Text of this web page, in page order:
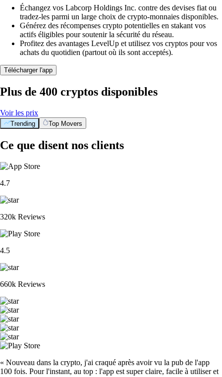
Échangez vos Labcorp Holdings Inc. contre des devises fiat ou
tradez-les parmi un large choix de crypto-monnaies disponibles.
Générez des récompenses crypto potentielles en stakant vos
actifs éligibles pour soutenir la sécurité du réseau.
Profitez des avantages LevelUp et utilisez vos cryptos pour vos
achats du quotidien (partout où ils sont acceptés).
Télécharger l'app
Plus de 400 cryptos disponibles
Voir les prix
Trending Top Movers
Ce que disent nos clients
4.7
320k Reviews
4.5
660k Reviews
« Nouveau dans la crypto, j'ai craqué après avoir vu la pub de l'app
100 fois. Pour l'instant, au top : l'app est super claire, facile à utiliser et